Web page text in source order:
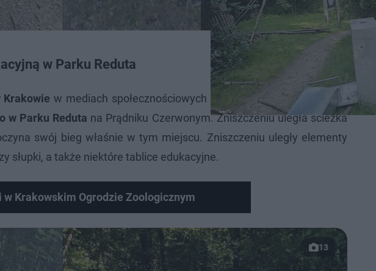
w Parku Reduta
w mediach społecznościowych opublikował wpis, w którym
w Parku Reduta na Prądniku Czerwonym. Zniszczeniu uległa ścieżka
swój bieg właśnie w tym miejscu. Zniszczeniu uległy elementy
słupki, a także niektóre tablice edukacyjne.
w Krakowskim Ogrodzie Zoologicznym
13